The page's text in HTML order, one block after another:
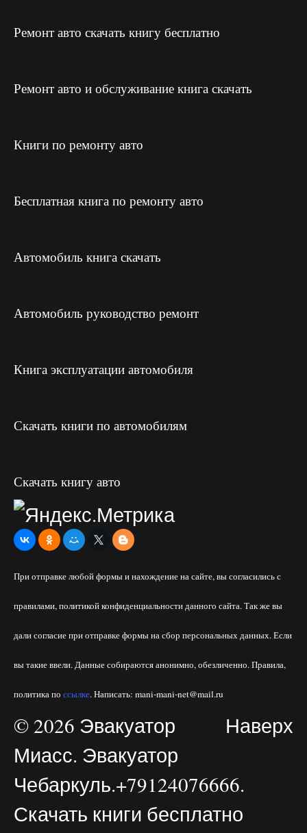
Ремонт авто скачать книгу бесплатно
Ремонт авто и обслуживание книга скачать
Книги по ремонту авто
Бесплатная книга по ремонту авто
Автомобиль книга скачать
Автомобиль руководство ремонт
Книга эксплуатации автомобиля
Скачать книги по автомобилям
Скачать книгу авто
При отправке любой формы и нахождение на сайте, вы согласились с
правилами, политикой конфиденциальности данного сайта. Так же вы
дали согласие при отправке формы на сбор персональных данных. Если
вы такие ввели. Данные собираются анонимно, обезличенно. Правила,
политика по ссылке. Написать: mani-mani-net@mail.ru
Наверх
© 2026 Эвакуатор
Миасс. Эвакуатор
Чебаркуль.+79124076666.
Скачать книги бесплатно